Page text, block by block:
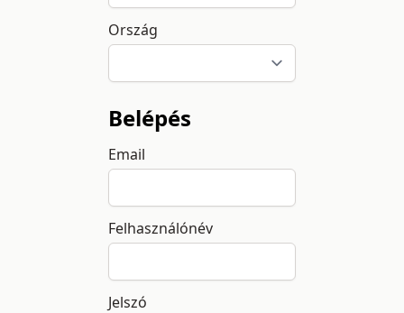
Ország
Belépés
Email
Felhasználónév
Jelszó